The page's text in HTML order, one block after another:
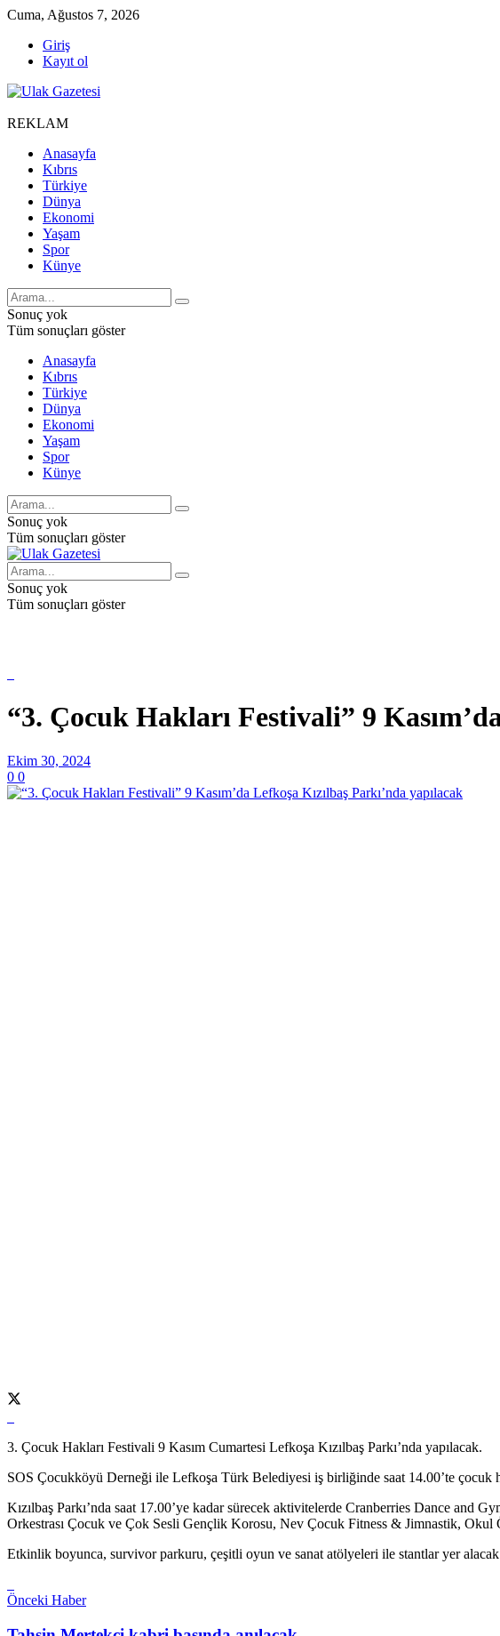
Cuma, Ağustos 7, 2026
Giriş
Kayıt ol
REKLAM
Anasayfa
Kıbrıs
Türkiye
Dünya
Ekonomi
Yaşam
Spor
Künye
Sonuç yok
Tüm sonuçları göster
Anasayfa
Kıbrıs
Türkiye
Dünya
Ekonomi
Yaşam
Spor
Künye
Sonuç yok
Tüm sonuçları göster
Sonuç yok
Tüm sonuçları göster
“3. Çocuk Hakları Festivali” 9
Ekim 30, 2024
0 0
3. Çocuk Hakları Festivali 9 Kasım Cumartesi Lefkoşa Kızılbaş Parkı’nda yapılacak.
SOS Çocukköyü Derneği ile Lefkoşa Türk Belediyesi iş birliğinde saat 14.00’te çocuk
Kızılbaş Parkı’nda saat 17.00’ye kadar sürecek aktivitelerde Cranberries Dance
Orkestrası Çocuk ve Çok Sesli Gençlik Korosu, Nev Çocuk Fitness & Jimnastik,
Etkinlik boyunca, survivor parkuru, çeşitli oyun ve sanat atölyeleri ile stantlar yer
Önceki Haber